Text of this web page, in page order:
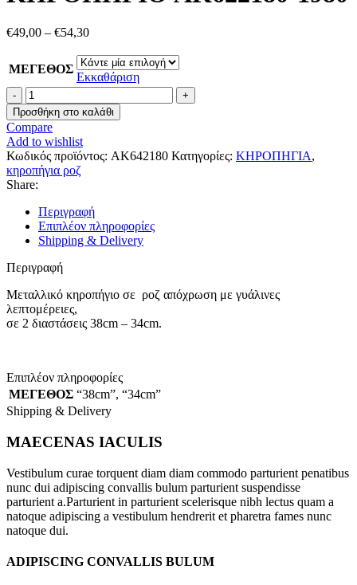
€69,20
€49,00 – €54,30Price
€49,00
through
€54,30
ΜΕΓΕΘΟΣ
Εκκαθάριση
ΚΗΡΟΠΗΓΙΟ
AK622180-
1980
ποσότητα
Προσθήκη στο καλάθι
Compare
Add to wishlist
Κωδικός προϊόντος: AK642180 Κατηγορίες: ΚΗΡΟΠΗΓΙΑ,
κηροπήγια ροζ
Share:
Περιγραφή
Επιπλέον πληροφορίες
Shipping & Delivery
Περιγραφή
Μεταλλικό κηροπήγιο σε ροζ απόχρωση με γυάλινες
λεπτομέρειες,
σε 2 διαστάσεις 38cm – 34cm.
Επιπλέον πληροφορίες
ΜΕΓΕΘΟΣ “38cm”, “34cm”
Shipping & Delivery
MAECENAS IACULIS
Vestibulum curae torquent diam diam commodo parturient penatibus
nunc dui adipiscing convallis bulum parturient suspendisse
parturient a.Parturient in parturient scelerisque nibh lectus quam a
natoque adipiscing a vestibulum hendrerit et pharetra fames nunc
natoque dui.
ADIPISCING CONVALLIS BULUM